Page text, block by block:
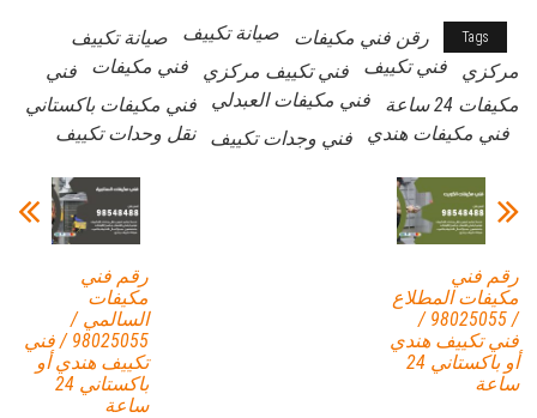
Tags رقن فني مكيفات صيانة تكييف
صيانة تكييف
مركزي
فني تكييف فني تكييف مركزي فني مكيفات
فني
مكيفات 24 ساعة
فني مكيفات العبدلي
فني مكيفات باكستاني
فني مكيفات هندي
فني وجدات تكييف نقل وحدات تكييف
رقم فني
مكيفات
السالمي /
98025055 / فني
تكييف هندي أو
باكستاني 24
ساعة
رقم فني
مكيفات المطلاع
/ 98025055 /
فني تكييف هندي
أو باكستاني 24
ساعة